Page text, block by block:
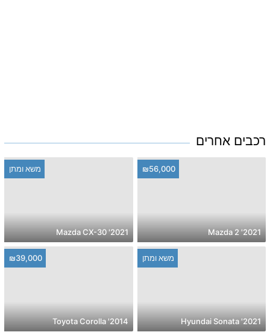
רכבים אחרים
₪56,000
2021' Mazda 2
משא ומתן
2021' Mazda CX-30
משא ומתן
2021' Hyundai Sonata
₪39,000
2014' Toyota Corolla